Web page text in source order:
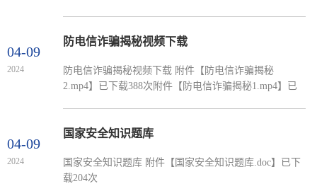
方堆积可燃物，禁止将电脑、手机、充电宝等电器直接
睡觉前务必关闭电源或拔下电器电源插头。 五.一旦
发生火灾，首先迅速断电用湿衣物或湿被褥覆盖窒息
04-09
2024
防电信诈骗揭秘视频下载
防电信诈骗揭秘视频下载 附件【防电信诈骗揭秘
2.mp4】已下载388次附件【防电信诈骗揭秘1.mp4】已
04-09
2024
国家安全知识题库
国家安全知识题库 附件【国家安全知识题库.doc】已下
载204次